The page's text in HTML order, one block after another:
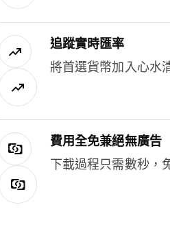
追蹤實時匯率
將首選貨幣加入心水
費用全免兼絕無廣告
下載過程只需數秒，